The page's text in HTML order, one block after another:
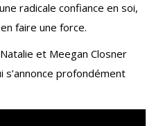
radicale confiance en soi,
faire une force.
et Meegan Closner
s’annonce profondément